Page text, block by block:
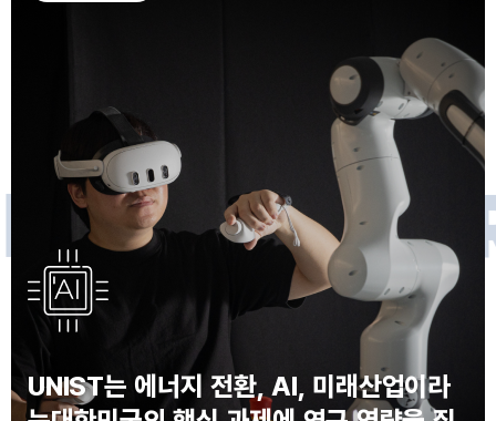
R
FU TU RE
NNOVATO
S
UNIST는 에너지 전환, AI, 미래산업이라